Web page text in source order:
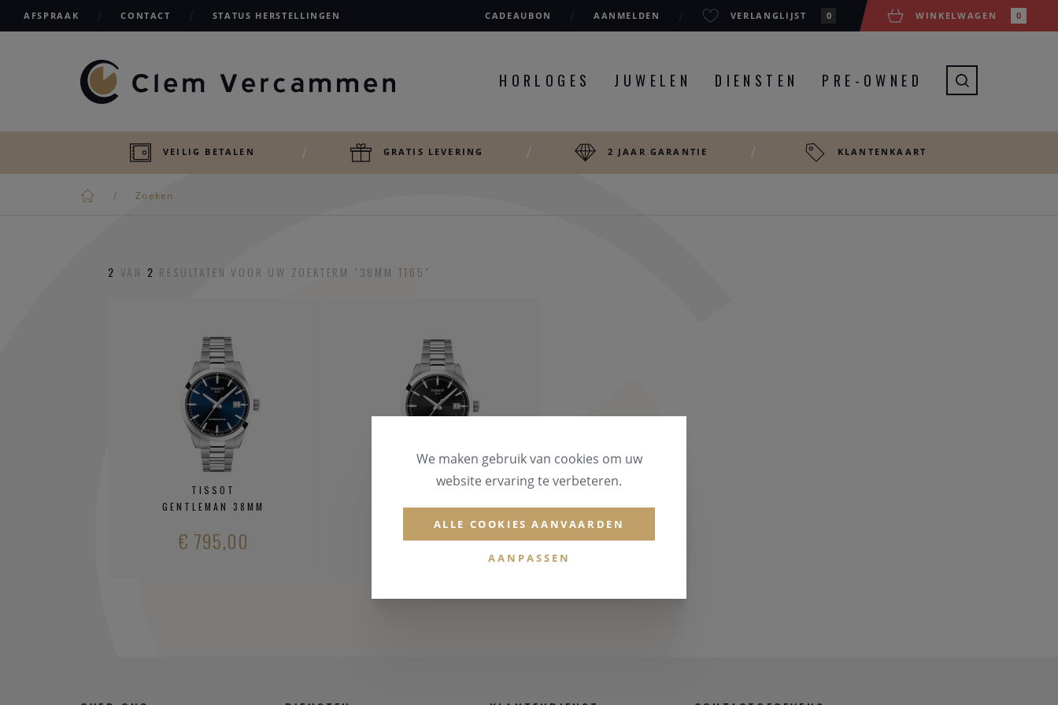
AFSPRAAK CONTACT STATUS HERSTELLINGEN CADEAUBON AANMELDEN VERLANGLIJST 0 WINKELWAGEN 0
HORLOGES JUWELEN DIENSTEN PRE-OWNED
VEILIG BETALEN GRATIS LEVERING 2 JAAR GARANTIE KLANTENKAART
Zoeken
2 VAN 2 RESULTATEN VOOR UW ZOEKTERM "38MM T165"
TISSOT
GENTLEMAN 38MM
€ 795,00
TISSOT
GENTLEMEN 38MM
€ 795,00
We maken gebruik van cookies om uw
website ervaring te verbeteren.
ALLE COOKIES AANVAARDEN
AANPASSEN